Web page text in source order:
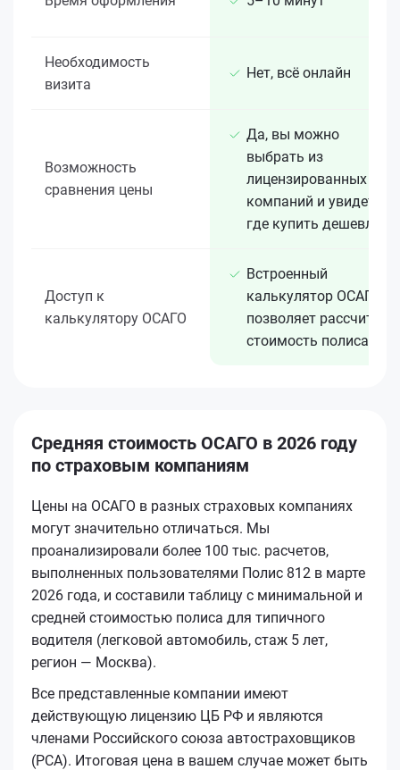
Необходимость
визита
Нет, всё онлайн
Возможность
сравнения цены
Да, вы можно
выбрать из
лицензированных 15+
компаний и увидеть,
где купить дешевле
Доступ к
калькулятору ОСАГО
Встроенный
калькулятор ОСАГО
позволяет рассчитать
стоимость полиса
Средняя стоимость ОСАГО в 2026 году
по страховым компаниям
Цены на ОСАГО в разных страховых компаниях
могут значительно отличаться. Мы
проанализировали более 100 тыс. расчетов,
выполненных пользователями Полис 812 в марте
2026 года, и составили таблицу с минимальной и
средней стоимостью полиса для типичного
водителя (легковой автомобиль, стаж 5 лет,
регион — Москва).
Все представленные компании имеют
действующую лицензию ЦБ РФ и являются
членами Российского союза автостраховщиков
(РСА). Итоговая цена в вашем случае может быть